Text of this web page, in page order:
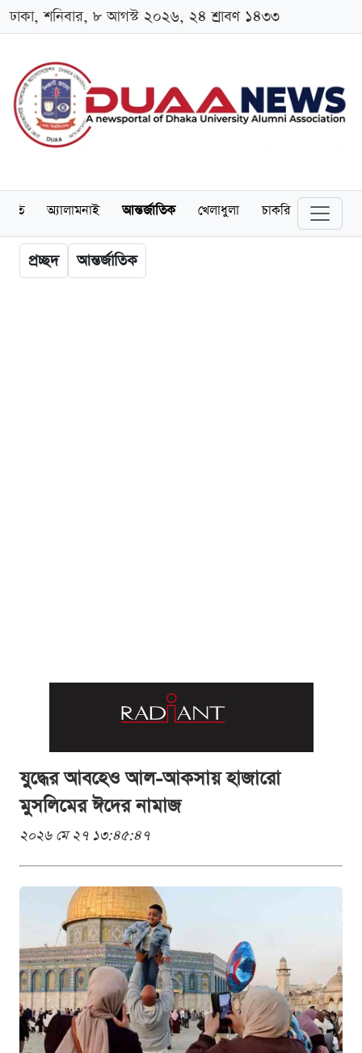
ঢাকা, শনিবার, ৮ আগস্ট ২০২৬, ২৪ শ্রাবণ ১৪৩৩
অ্যালামনাই আন্তর্জাতিক খেলাধুলা চাকরি স্কলারশিপ
প্রচ্ছদ আন্তর্জাতিক
যুদ্ধের আবহেও আল-আকসায় হাজারো
মুসলিমের ঈদের নামাজ
২০২৬ মে ২৭ ১৩:৪৫:৪৭